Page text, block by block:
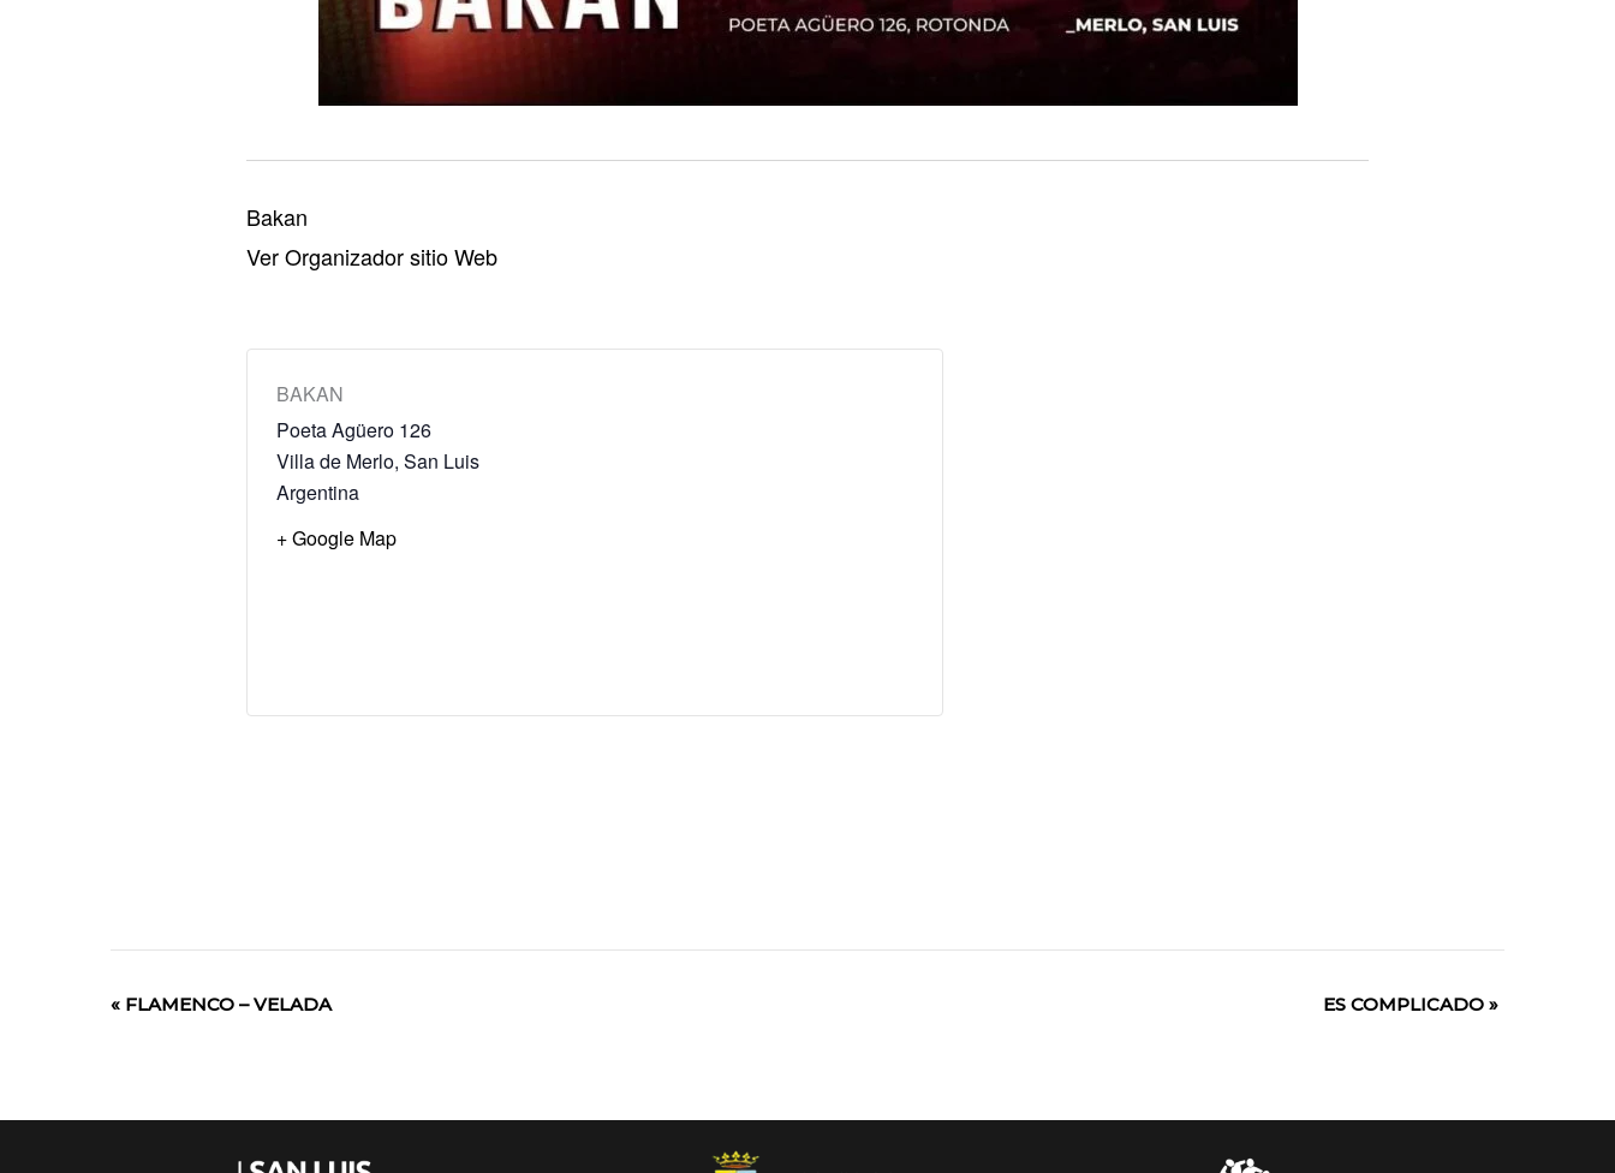
Bakan
Ver Organizador sitio Web
BAKAN
Poeta Agüero 126
Villa de Merlo, San Luis
Argentina
+ Google Map
Evento
« FLAMENCO – VELADA ES COMPLICADO »